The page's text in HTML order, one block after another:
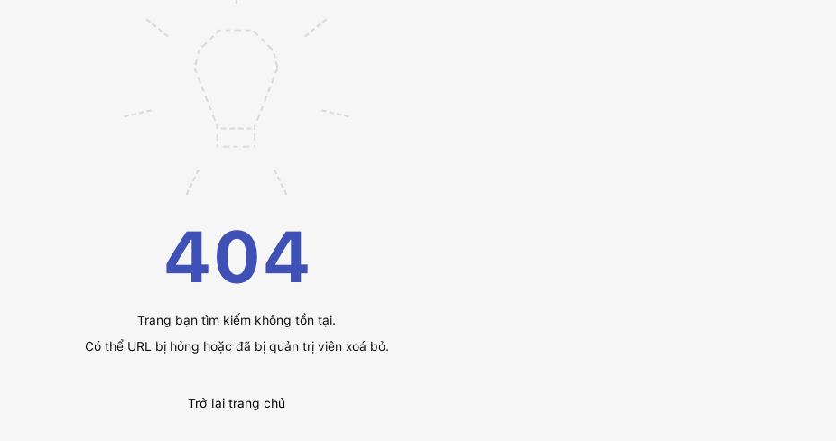
404
Trang bạn tìm kiếm không tồn tại.
Có thể URL bị hỏng hoặc đã bị quản trị viên xoá bỏ.
Trở lại trang chủ